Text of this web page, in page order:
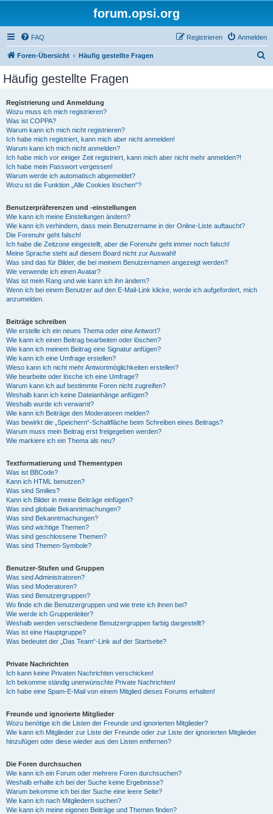
forum.opsi.org
FAQ Anmelden
Registrieren
Foren-Übersicht Häufig gestellte Fragen
Häufig gestellte Fragen
Registrierung und Anmeldung
Wozu muss ich mich registrieren?
Was ist COPPA?
Warum kann ich mich nicht registrieren?
Ich habe mich registriert, kann mich aber nicht anmelden!
Warum kann ich mich nicht anmelden?
Ich habe mich vor einiger Zeit registriert, kann mich aber nicht mehr anmelden?!
Ich habe mein Passwort vergessen!
Warum werde ich automatisch abgemeldet?
Wozu ist die Funktion „Alle Cookies löschen“?
Benutzerpräferenzen und -einstellungen
Wie kann ich meine Einstellungen ändern?
Wie kann ich verhindern, dass mein Benutzername in der Online-Liste auftaucht?
Die Forenuhr geht falsch!
Ich habe die Zeitzone eingestellt, aber die Forenuhr geht immer noch falsch!
Meine Sprache steht auf diesem Board nicht zur Auswahl!
Was sind das für Bilder, die bei meinem Benutzernamen angezeigt werden?
Wie verwende ich einen Avatar?
Was ist mein Rang und wie kann ich ihn ändern?
Wenn ich bei einem Benutzer auf den E-Mail-Link klicke, werde ich aufgefordert, mich
anzumelden.
Beiträge schreiben
Wie erstelle ich ein neues Thema oder eine Antwort?
Wie kann ich einen Beitrag bearbeiten oder löschen?
Wie kann ich meinem Beitrag eine Signatur anfügen?
Wie kann ich eine Umfrage erstellen?
Wieso kann ich nicht mehr Antwortmöglichkeiten erstellen?
Wie bearbeite oder lösche ich eine Umfrage?
Warum kann ich auf bestimmte Foren nicht zugreifen?
Weshalb kann ich keine Dateianhänge anfügen?
Weshalb wurde ich verwarnt?
Wie kann ich Beiträge den Moderatoren melden?
Was bewirkt die „Speichern“-Schaltfläche beim Schreiben eines Beitrags?
Warum muss mein Beitrag erst freigegeben werden?
Wie markiere ich ein Thema als neu?
Textformatierung und Thementypen
Was ist BBCode?
Kann ich HTML benutzen?
Was sind Smilies?
Kann ich Bilder in meine Beiträge einfügen?
Was sind globale Bekanntmachungen?
Was sind Bekanntmachungen?
Was sind wichtige Themen?
Was sind geschlossene Themen?
Was sind Themen-Symbole?
Benutzer-Stufen und Gruppen
Was sind Administratoren?
Was sind Moderatoren?
Was sind Benutzergruppen?
Wo finde ich die Benutzergruppen und wie trete ich ihnen bei?
Wie werde ich Gruppenleiter?
Weshalb werden verschiedene Benutzergruppen farbig dargestellt?
Was ist eine Hauptgruppe?
Was bedeutet der „Das Team“-Link auf der Startseite?
Private Nachrichten
Ich kann keine Privaten Nachrichten verschicken!
Ich bekomme ständig unerwünschte Private Nachrichten!
Ich habe eine Spam-E-Mail von einem Mitglied dieses Forums erhalten!
Freunde und ignorierte Mitglieder
Wozu benötige ich die Listen der Freunde und ignorierten Mitglieder?
Wie kann ich Mitglieder zur Liste der Freunde oder zur Liste der ignorierten Mitglieder
hinzufügen oder diese wieder aus den Listen entfernen?
Die Foren durchsuchen
Wie kann ich ein Forum oder mehrere Foren durchsuchen?
Weshalb erhalte ich bei der Suche keine Ergebnisse?
Warum bekomme ich bei der Suche eine leere Seite?
Wie kann ich nach Mitgliedern suchen?
Wie kann ich meine eigenen Beiträge und Themen finden?